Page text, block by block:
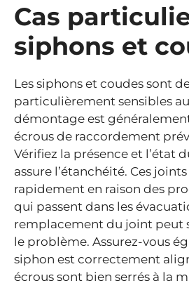
Cas
siphons et
Les siphons et coudes sont
particulièrement sensibles
démontage est
écrous de raccordement
Vérifiez la présence et l’état
assure l’étanchéité. Ces
rapidement en raison des
qui passent dans les
remplacement du joint peut
le problème. Assurez-vous
siphon est correctement
écrous sont bien serrés à la